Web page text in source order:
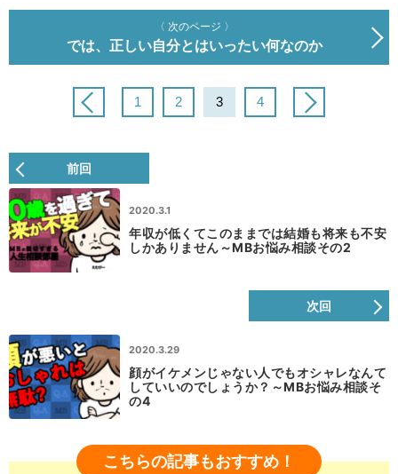
〈 次のページ 〉
では、正しい自分とはいったい何なのか
1 2 3 4
前回
2020.3.1
年収が低くてこのままでは結婚も将来も不安
しかありません～MBお悩み相談その2
次回
2020.3.29
顔がイケメンじゃない人でもオシャレなんて
していいのでしょうか？～MBお悩み相談そ
の4
こちらの記事もおすすめ！